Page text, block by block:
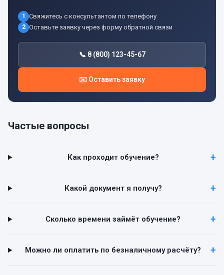
1 Свяжитесь с консультантом по телефону
2 Оставьте заявку через форму обратной связи
📞 8 (800) 123-45-67
✉️ Оставить заявку
Частые вопросы
Как проходит обучение?
Какой документ я получу?
Сколько времени займёт обучение?
Можно ли оплатить по безналичному расчёту?